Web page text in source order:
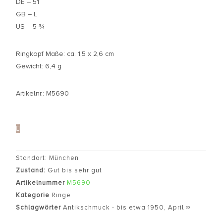
GB – L
US – 5 ¾
Ringkopf Maße: ca. 1,5 x 2,6 cm
Gewicht: 6,4 g
Artikelnr.: M5690
Standort: München
Zustand: Gut bis sehr gut
Artikelnummer M5690
Kategorie Ringe
Schlagwörter Antikschmuck - bis etwa 1950, April ∞